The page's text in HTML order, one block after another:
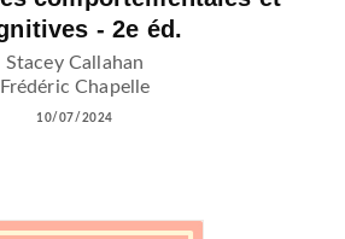
- 2e éd.
Stacey Callahan
Frédéric Chapelle
10/07/2024